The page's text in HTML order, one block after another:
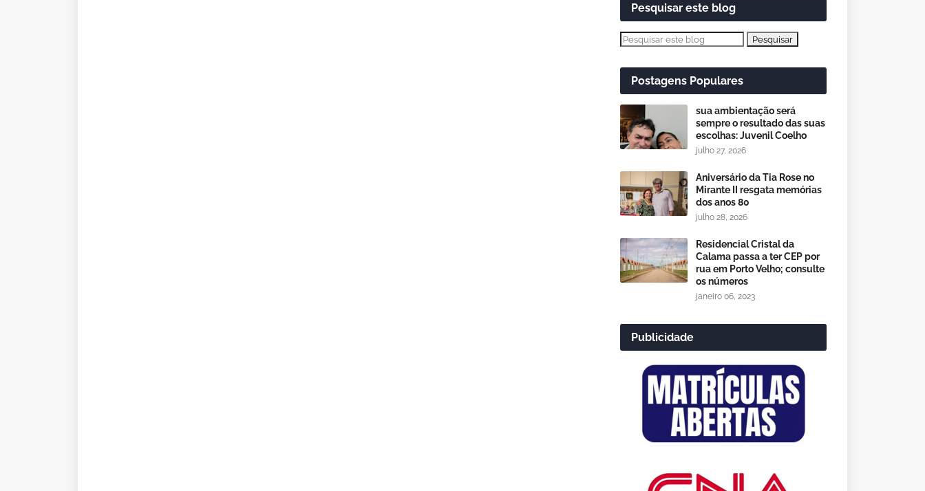
Pesquisar este blog
Postagens Populares
sua ambientação será
sempre o resultado das suas
escolhas: Juvenil Coelho
julho 27, 2026
Aniversário da Tia Rose no
Mirante II resgata memórias
dos anos 80
julho 28, 2026
Residencial Cristal da
Calama passa a ter CEP por
rua em Porto Velho; consulte
os números
janeiro 06, 2023
Publicidade